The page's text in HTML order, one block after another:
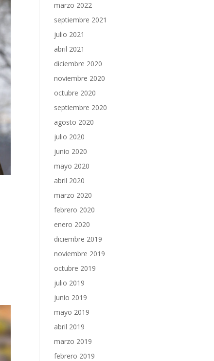
marzo 2022
septiembre 2021
julio 2021
abril 2021
diciembre 2020
noviembre 2020
octubre 2020
septiembre 2020
agosto 2020
julio 2020
junio 2020
mayo 2020
abril 2020
marzo 2020
febrero 2020
enero 2020
diciembre 2019
noviembre 2019
octubre 2019
julio 2019
junio 2019
mayo 2019
abril 2019
marzo 2019
febrero 2019